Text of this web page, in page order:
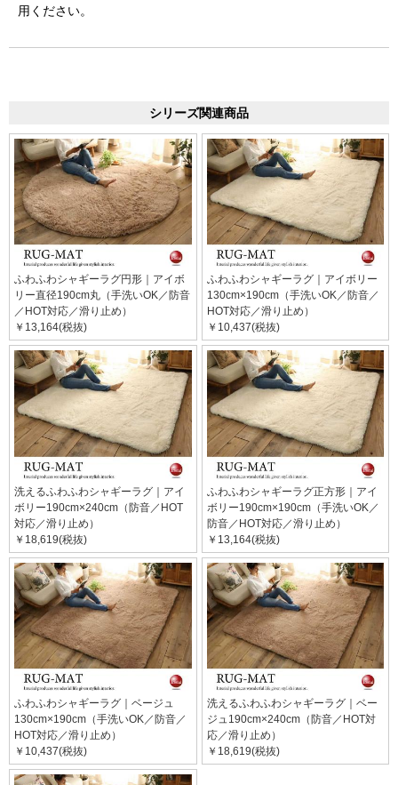
用ください。
シリーズ関連商品
ふわふわシャギーラグ円形｜アイボ
リー直径190cm丸（手洗いOK／防音
／HOT対応／滑り止め）
￥13,164(税抜)
ふわふわシャギーラグ｜アイボリー
130cm×190cm（手洗いOK／防音／
HOT対応／滑り止め）
￥10,437(税抜)
洗えるふわふわシャギーラグ｜アイ
ボリー190cm×240cm（防音／HOT
対応／滑り止め）
￥18,619(税抜)
ふわふわシャギーラグ正方形｜アイ
ボリー190cm×190cm（手洗いOK／
防音／HOT対応／滑り止め）
￥13,164(税抜)
ふわふわシャギーラグ｜ベージュ
130cm×190cm（手洗いOK／防音／
HOT対応／滑り止め）
￥10,437(税抜)
洗えるふわふわシャギーラグ｜ベー
ジュ190cm×240cm（防音／HOT対
応／滑り止め）
￥18,619(税抜)